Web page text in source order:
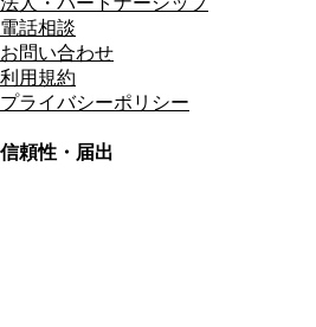
電話相談
お問い合わせ
利用規約
プライバシーポリシー
信頼性・届出